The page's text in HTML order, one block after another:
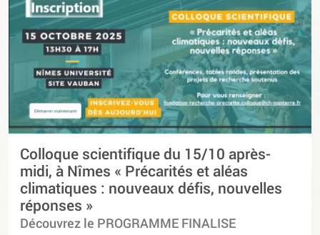
Colloque scientifique du 15/10 après-
midi, à Nîmes « Précarités et aléas
climatiques : nouveaux défis, nouvelles
réponses »
Découvrez le PROGRAMME FINALISE